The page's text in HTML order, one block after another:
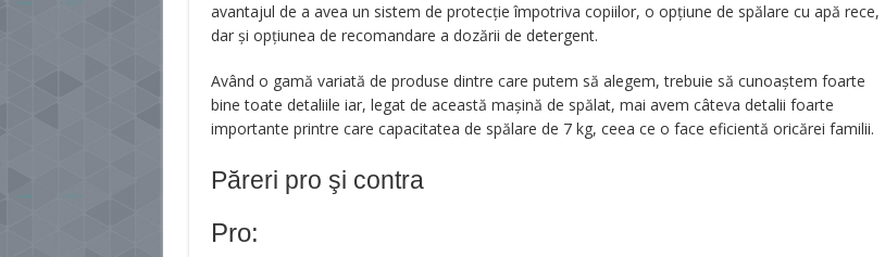
avantajul de a avea un sistem de protecţie împotriva copiilor, o opţiune de spălare cu apă rece,
dar şi opţiunea de recomandare a dozării de detergent.
Având o gamă variată de produse dintre care putem să alegem, trebuie să cunoaştem foarte
bine toate detaliile iar, legat de această maşină de spălat, mai avem câteva detalii foarte
importante printre care capacitatea de spălare de 7 kg, ceea ce o face eficientă oricărei familii.
Păreri pro şi contra
Pro: